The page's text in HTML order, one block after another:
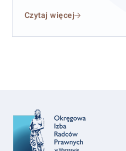
Czytaj więcej